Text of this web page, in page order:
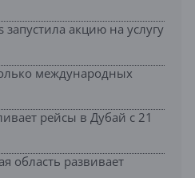
акцию на услугу
международных
рейсы в Дубай с 21
область развивает